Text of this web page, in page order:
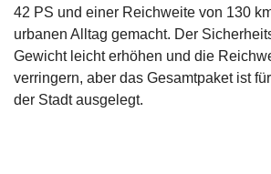
42 PS und einer Reichweite von 130
urbanen Alltag gemacht. Der
Gewicht leicht erhöhen und die
verringern, aber das Gesamtpaket ist
der Stadt ausgelegt.